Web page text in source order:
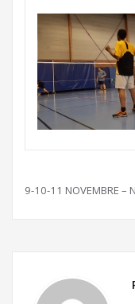
9-10-11 NOVEMBRE –